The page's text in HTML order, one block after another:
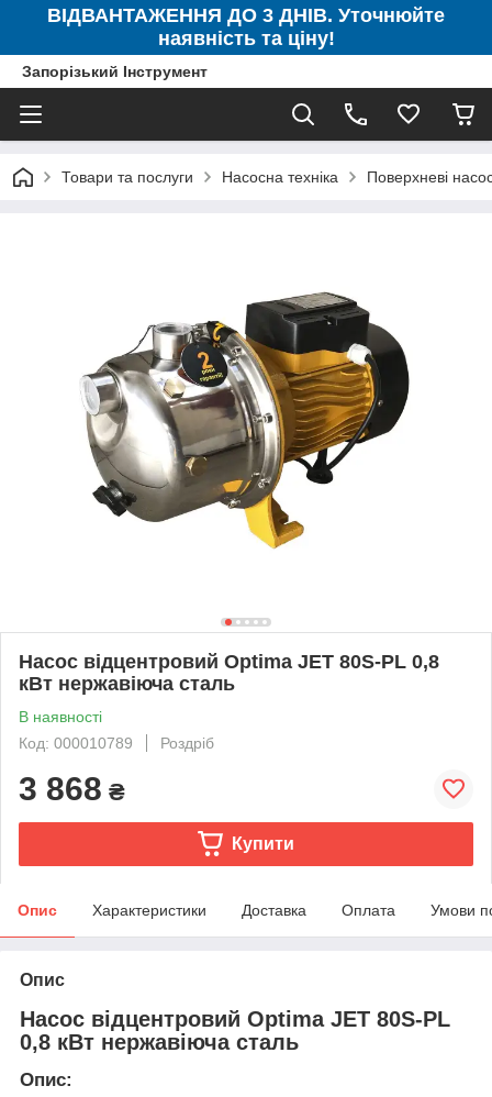
ВІДВАНТАЖЕННЯ ДО 3 ДНІВ. Уточнюйте
наявність та ціну!
Запорізький Інструмент
Товари та послуги Насосна техніка Поверхневі
Насос відцентровий Optima JET 80S-PL 0,8
кВт нержавіюча сталь
В наявності
Код: 000010789
Роздріб
3 868 ₴
Купити
Опис Характеристики Доставка Оплата Умови
Опис
Насос відцентровий Optima JET 80S-PL
0,8 кВт нержавіюча сталь
Опис: